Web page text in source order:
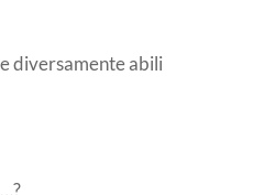
diversamente abili